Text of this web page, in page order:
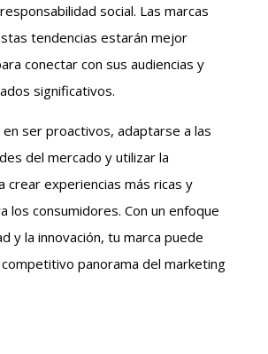
social. Las marcas
tendencias estarán mejor
conectar con sus audiencias y
significativos.
en ser proactivos, adaptarse a las
del mercado y utilizar la
crear experiencias más ricas y
los consumidores. Con un enfoque
y la innovación, tu marca puede
panorama del marketing